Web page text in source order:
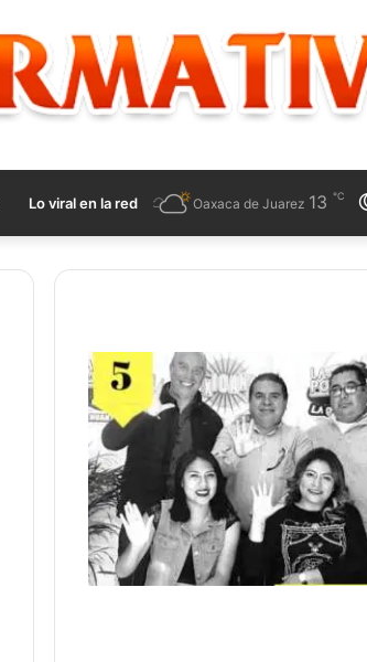
Lo viral en la red Oaxaca de Juarez 13 ℃